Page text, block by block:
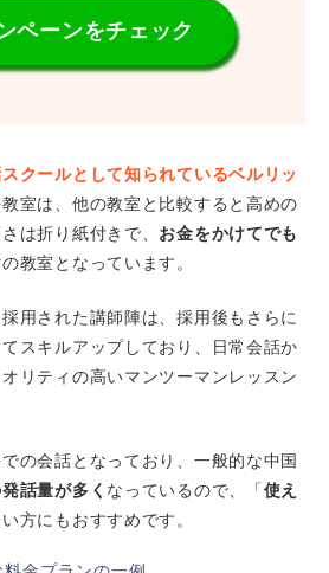
ペーンをチェック
クールとして知られているベルリッ
室は、他の教室と比較すると高めの
は折り紙付きで、 お金をかけてでも
の教室となっています。
用された講師陣は、採用後もさらに
スキルアップしており、日常会話か
リティの高いマンツーマンレッスン
の会話となっており、一般的な中国
話量が多く なっているので、「使え
方にもおすすめです。